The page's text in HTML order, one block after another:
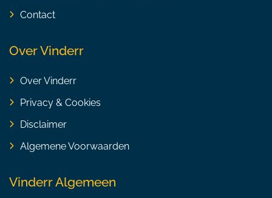
Contact
Over Vinderr
Over Vinderr
Privacy & Cookies
Disclaimer
Algemene Voorwaarden
Vinderr Algemeen